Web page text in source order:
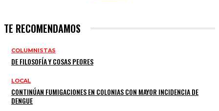
TE RECOMENDAMOS
COLUMNISTAS
DE FILOSOFÍA Y COSAS PEORES
LOCAL
CONTINÚAN FUMIGACIONES EN COLONIAS CON MAYOR INCIDENCIA DE
DENGUE